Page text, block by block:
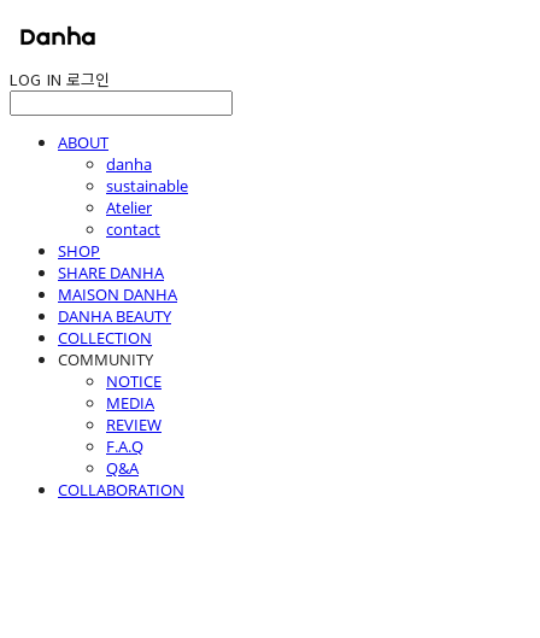
LOG IN 로그인
ABOUT
danha
sustainable
Atelier
contact
SHOP
SHARE DANHA
MAISON DANHA
DANHA BEAUTY
COLLECTION
COMMUNITY
NOTICE
MEDIA
REVIEW
F.A.Q
Q&A
COLLABORATION